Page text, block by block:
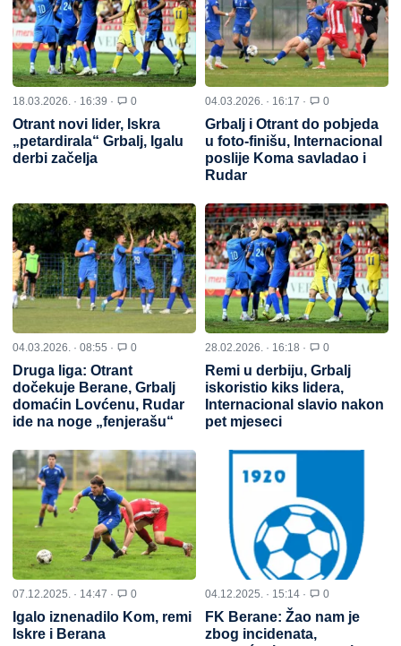
18.03.2026. · 16:39 · 0
Otrant novi lider, Iskra
„petardirala“ Grbalj, Igalu
derbi začelja
04.03.2026. · 16:17 · 0
Grbalj i Otrant do pobjeda
u foto-finišu, Internacional
poslije Koma savladao i
Rudar
04.03.2026. · 08:55 · 0
Druga liga: Otrant
dočekuje Berane, Grbalj
domaćin Lovćenu, Rudar
ide na noge „fenjerašu“
28.02.2026. · 16:18 · 0
Remi u derbiju, Grbalj
iskoristio kiks lidera,
Internacional slavio nakon
pet mjeseci
07.12.2025. · 14:47 · 0
Igalo iznenadilo Kom, remi
Iskre i Berana
04.12.2025. · 15:14 · 0
FK Berane: Žao nam je
zbog incidenata,